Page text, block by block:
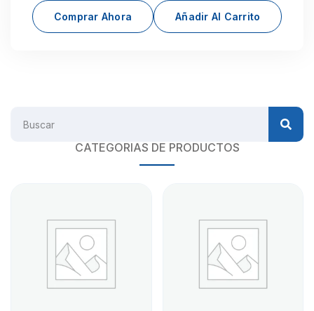
Comprar Ahora Añadir Al Carrito
CATEGORIAS DE PRODUCTOS